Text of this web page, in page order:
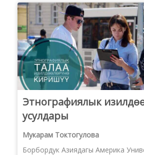
Этнографиялык
усулдары
Мукарам Токтогулова
Борбордук Азиядагы Америка